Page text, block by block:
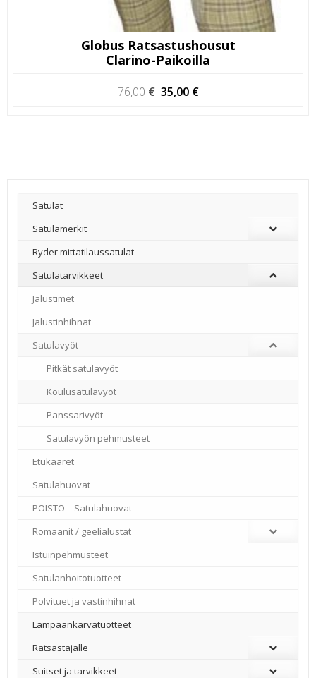
Globus Ratsastushousut
Clarino-Paikoilla
76,00€ Alkuperäinen
35,00 €
Satulat
Satulamerkit
Ryder mittatilaussatulat
Satulatarvikkeet
–
Jalustimet
Jalustinhihnat
Satulavyöt
Pitkät satulavyöt
Koulusatulavyöt
Panssarivyöt
Satulavyön pehmusteet
Etukaaret
Satulahuovat
POISTO – Satulahuovat
Romaanit / geelialustat
Istuinpehmusteet
Satulanhoitotuotteet
Polvituet ja vastinhihnat
Lampaankarvatuotteet
Ratsastajalle
Suitset ja tarvikkeet